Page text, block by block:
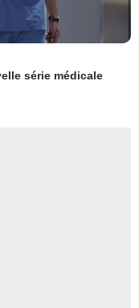
série médicale